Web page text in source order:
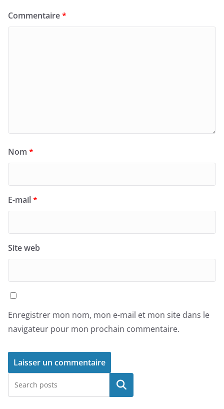
Commentaire*
Nom *
E-mail*
Site web
Enregistrer mon nom, mon e-mail et mon site dans le
navigateur pour mon prochain commentaire.
Rechercher